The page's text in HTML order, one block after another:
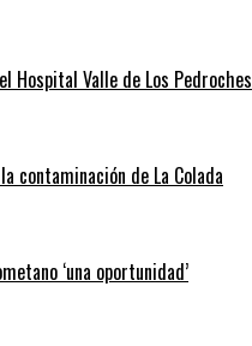
Hospital Valle de Los Pedroches
contaminación de La Colada
‘una oportunidad’